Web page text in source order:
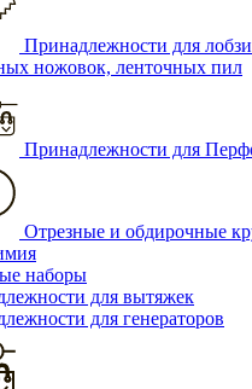
Принадлежности для
ножовок, ленточных пил
Принадлежности для
Отрезные и обдирочные
наборы
для вытяжек
для генераторов